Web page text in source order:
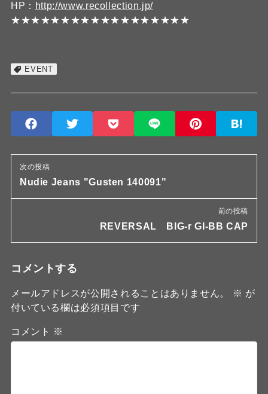
HP： http://www.recollection.jp/
★★★★★★★★★★★★★★★★★★
EVENT
次の投稿
Nudie Jeans "Gusten 140091"
前の投稿
REVERSAL BIG-r GI-BB CAP
コメントする
メールアドレスが公開されることはありません。 ※ が
付いている欄は必須項目です
コメント ※